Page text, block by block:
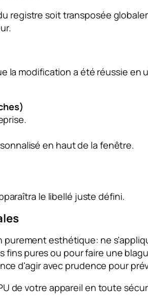
registre soit transposée
la modification a été réussie
en haut de la fenêtre.
le libellé juste défini.
esthétique: ne
pures ou pour faire une
d'agir avec prudence pour
de votre appareil en toute